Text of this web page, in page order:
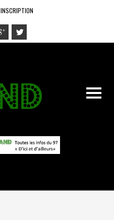
INSCRIPTION